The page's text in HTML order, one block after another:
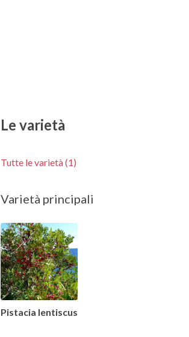
Le varietà
Tutte le varietà (1)
Varietà principali
Pistacia lentiscus